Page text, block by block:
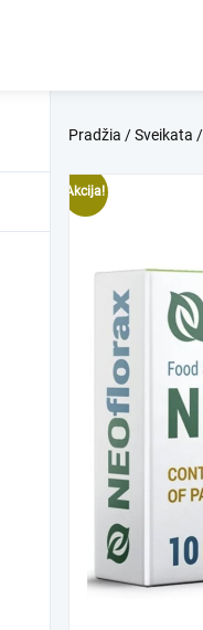
Pradžia /Sveikata
Akcija!